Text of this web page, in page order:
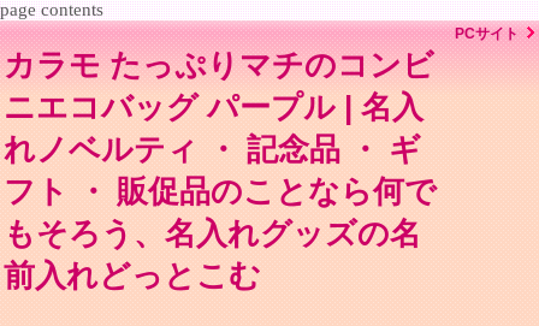
page contents
カラモ たっぷりマチのコンビ
ニエコバッグ パープル | 名入
れノベルティ ・ 記念品 ・ ギ
フト ・ 販促品のことなら何で
もそろう、名入れグッズの名
前入れどっとこむ
PCサイト